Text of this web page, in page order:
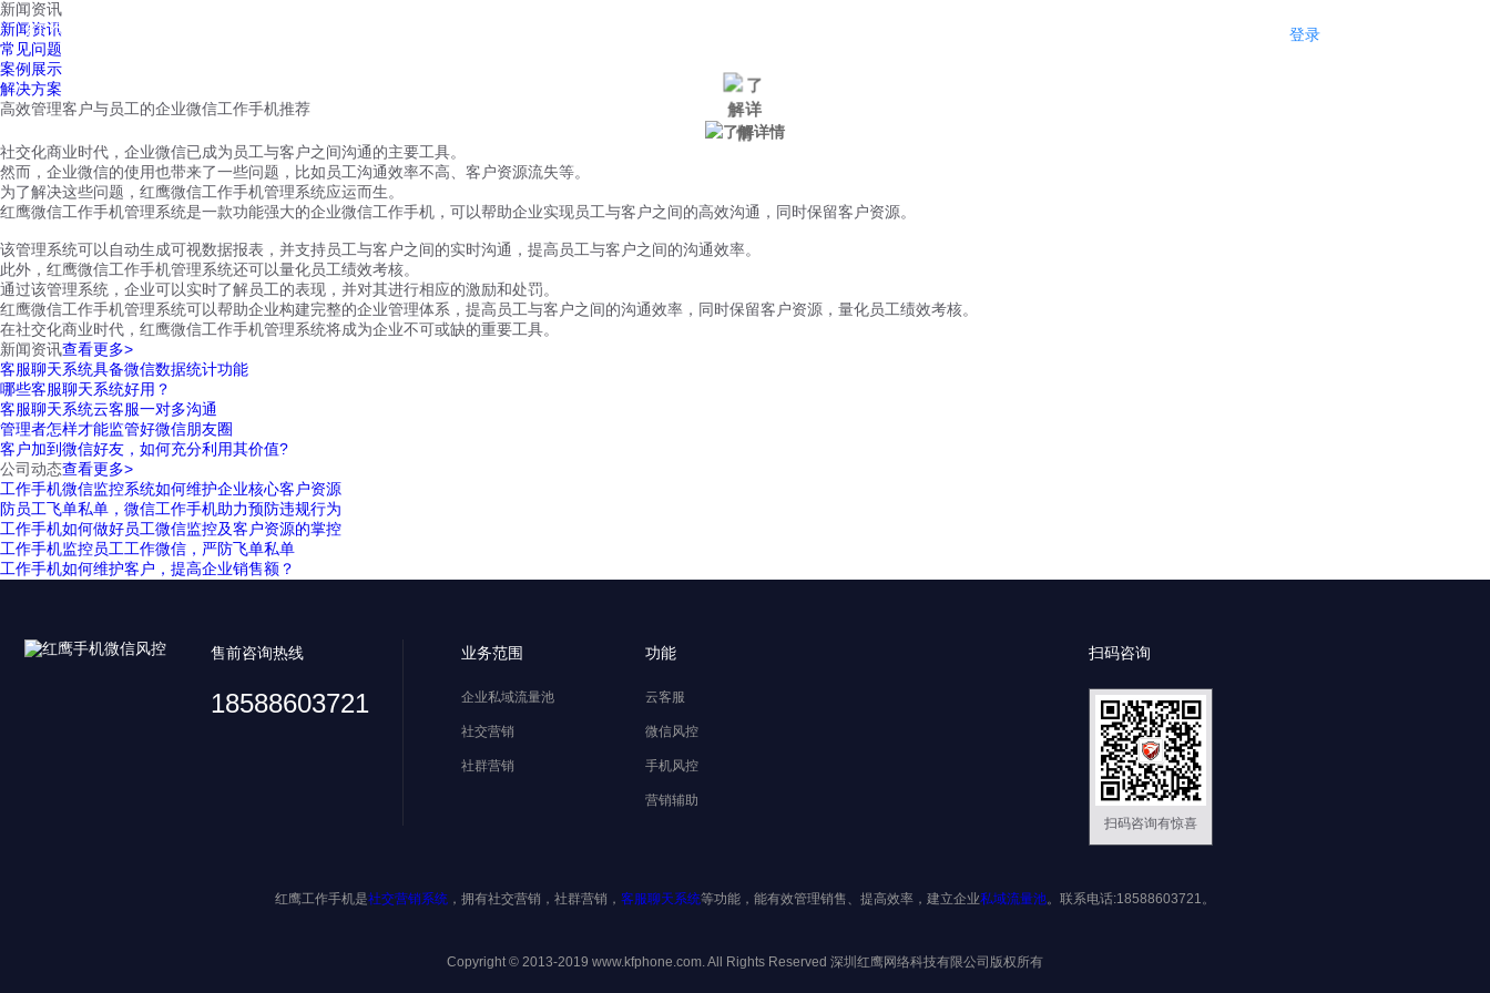
红鹰工作手机 登录
新闻资讯
新闻资讯
常见问题
案例展示
解决方案
高效管理客户与员工的企业微信工作手机推荐
社交化商业时代，企业微信已成为员工与客户之间沟通的主要工具。
然而，企业微信的使用也带来了一些问题，比如员工沟通效率不高、客户资源流失等。
为了解决这些问题，红鹰微信工作手机管理系统应运而生。
红鹰微信工作手机管理系统是一款功能强大的企业微信工作手机，可以帮助企业实现员工与客户之间的高效沟通，同时保留客户资源。
该管理系统可以自动生成可视数据报表，并支持员工与客户之间的实时沟通，提高员工与客户之间的沟通效率。
此外，红鹰微信工作手机管理系统还可以量化员工绩效考核。
通过该管理系统，企业可以实时了解员工的表现，并对其进行相应的激励和处罚。
红鹰微信工作手机管理系统可以帮助企业构建完整的企业管理体系，提高员工与客户之间的沟通效率，同时保留客户资源，量化员工绩效考核。
在社交化商业时代，红鹰微信工作手机管理系统将成为企业不可或缺的重要工具。
新闻资讯查看更多>
客服聊天系统具备微信数据统计功能
哪些客服聊天系统好用？
客服聊天系统云客服一对多沟通
管理者怎样才能监管好微信朋友圈
客户加到微信好友，如何充分利用其价值?
公司动态查看更多>
工作手机微信监控系统如何维护企业核心客户资源
防员工飞单私单，微信工作手机助力预防违规行为
工作手机如何做好员工微信监控及客户资源的掌控
工作手机监控员工工作微信，严防飞单私单
工作手机如何维护客户，提高企业销售额？
售前咨询热线
18588603721
业务范围
企业私域流量池
社交营销
社群营销
功能
云客服
微信风控
手机风控
营销辅助
扫码咨询
扫码咨询有惊喜
红鹰工作手机是社交营销系统 ，拥有社交营销，社群营销， 客服聊天系统等功能，能有效管理销售、提高效率，建立企业私域流量池。联系电话:18588603721。
Copyright © 2013-2019 www.kfphone.com. All Rights Reserved 深圳红鹰网络科技有限公司版权所有